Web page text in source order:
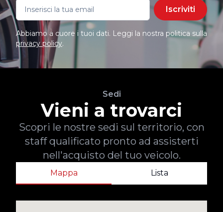
Iscriviti
Abbiamo a cuore i tuoi dati. Leggi la nostra politica sulla
privacy policy.
Sedi
Vieni a trovarci
Scopri le nostre sedi sul territorio, con
staff qualificato pronto ad assisterti
nell'acquisto del tuo veicolo.
Mappa Lista